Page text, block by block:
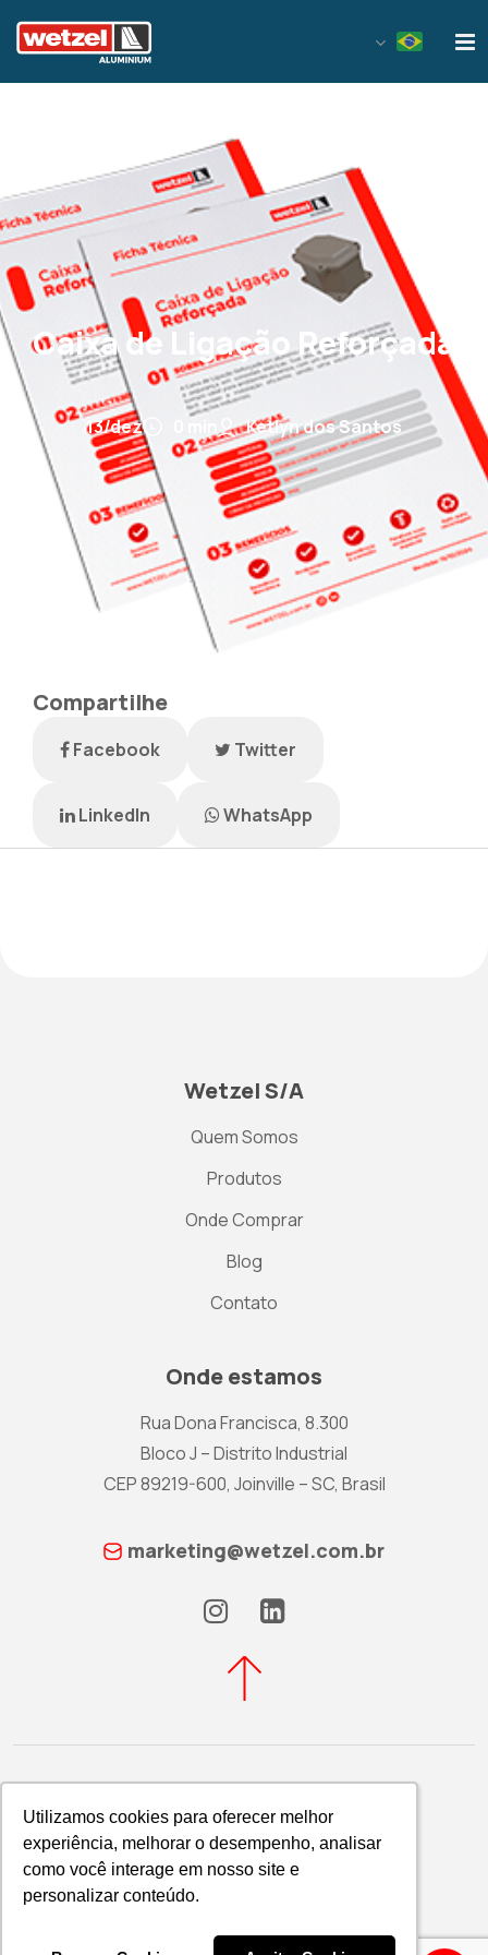
Utilizamos cookies para oferecer melhor
experiência, melhorar o desempenho, analisar
como você interage em nosso site e
personalizar conteúdo.
Utilizamos cookies para oferecer melhor
experiência, melhorar o desempenho, analisar
como você interage em nosso site e
personalizar conteúdo.
Caixa de Ligação Reforçada
13/dez Ketlyn dos Santos
Compartilhe
Facebook Twitter
LinkedIn WhatsApp
Wetzel S/A
Quem Somos
Produtos
Onde Comprar
Blog
Contato
Onde estamos
Rua Dona Francisca, 8.300
Bloco J – Distrito Industrial
CEP 89219-600, Joinville – SC, Brasil
marketing@wetzel.com.br
Política de Privacidade
WETZEL S/A © 2026